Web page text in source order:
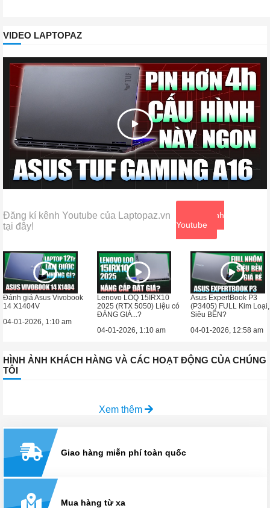
VIDEO LAPTOPAZ
Đăng kí kênh Youtube của Laptopaz.vn
tại đây!
Xem kênh
Youtube
Đánh giá Asus Vivobook
14 X1404V
04-01-2026, 1:10 am
Lenovo LOQ 15IRX10
2025 (RTX 5050) Liệu có
ĐÁNG GIÁ...?
04-01-2026, 1:10 am
Asus ExpertBook P3
(P3405) FULL Kim Loại,
Siêu BỀN?
04-01-2026, 12:58 am
HÌNH ẢNH KHÁCH HÀNG VÀ CÁC HOẠT ĐỘNG CỦA CHÚNG
TÔI
Xem thêm
Giao hàng miễn phí toàn quốc
Mua hàng từ xa